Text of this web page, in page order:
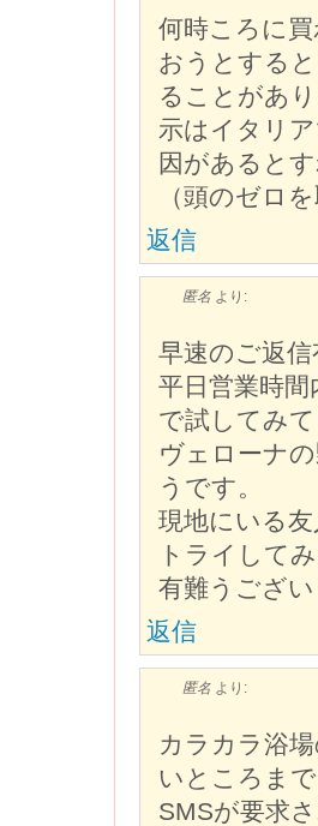
何時ころに
おうとする
ることがあ
示はイタリ
因があると
（頭のゼロ
返信
匿名 より:
早速のご返
平日営業時
で試してみ
ヴェローナ
うです。
現地にいる
トライして
有難うござ
返信
匿名 より:
カラカラ浴
いところま
SMSが要求